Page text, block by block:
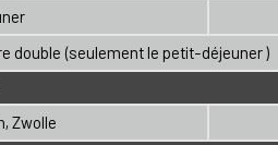
double (seulement le petit-déjeuner )
Zwolle